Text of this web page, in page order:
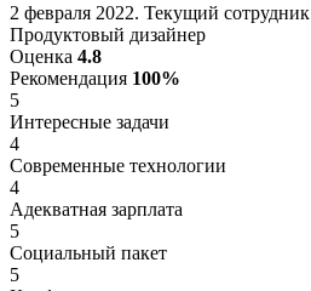
2 февраля 2022. Текущий сотрудник
Продуктовый дизайнер
Оценка 4.8
Рекомендация 100%
5
Интересные задачи
4
Современные технологии
4
Адекватная зарплата
5
Социальный пакет
5